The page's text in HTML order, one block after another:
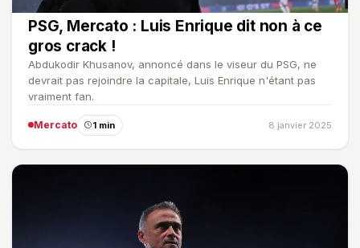
PSG, Mercato : Luis Enrique dit non à ce
gros crack !
Abdukodir Khusanov, annoncé dans le viseur du PSG, ne
devrait pas rejoindre la capitale, Luis Enrique n'étant pas
vraiment fan.
Mercato 1 min 8 janvier 2025